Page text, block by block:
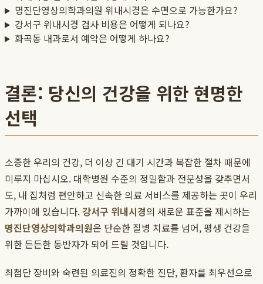
명진단영상의학과의원 위내시경은 수면으로 가능한가요?
강서구 위내시경 검사 비용은 어떻게 되나요?
화곡동 내과로서 예약은 어떻게 하나요?
결론: 당신의 건강을 위한 현명한
선택
소중한 우리의 건강, 더 이상 긴 대기 시간과 복잡한 절차 때문에
미루지 마십시오. 대학병원 수준의 정밀함과 전문성을 갖추면서
도, 내 집처럼 편안하고 신속한 의료 서비스를 제공하는 곳이 우리
가까이에 있습니다. 강서구 위내시경의 새로운 표준을 제시하는
명진단영상의학과의원은 단순한 질병 치료를 넘어, 평생 건강을
위한 든든한 동반자가 되어 드릴 것입니다.
최첨단 장비와 숙련된 의료진의 정확한 진단, 환자를 최우선으로